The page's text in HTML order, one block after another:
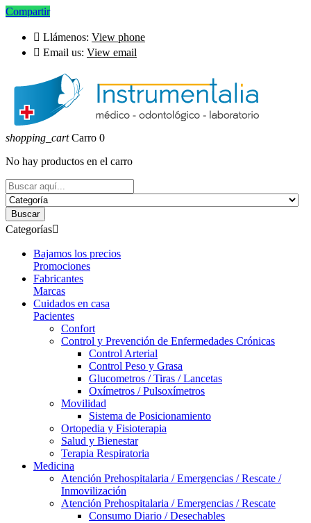
Compartir
 Llámenos: View phone
 Email us: View email
shopping_cart Carro 0
No hay productos en el carro
Buscar
Categorías
Bajamos los precios
Promociones
Fabricantes
Marcas
Cuidados en casa
Pacientes
Confort
Control y Prevención de Enfermedades Crónicas
Control Arterial
Control Peso y Grasa
Glucometros / Tiras / Lancetas
Oxímetros / Pulsoxímetros
Movilidad
Sistema de Posicionamiento
Ortopedia y Fisioterapia
Salud y Bienestar
Terapia Respiratoria
Medicina
Atención Prehospitalaria / Emergencias / Rescate /
Inmovilización
Atención Prehospitalaria / Emergencias / Rescate
Consumo Diario / Desechables